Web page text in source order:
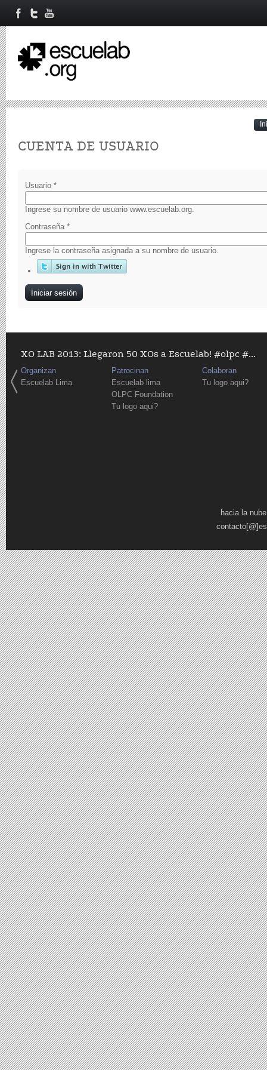
CUENTA DE USUARIO
Usuario *
Ingrese su nombre de usuario www.escuelab.org.
Contraseña *
Ingrese la contraseña asignada a su nombre de usuario.
XO LAB 2013: Llegaron 50 XOs a Escuelab! #olpc #...
Organizan
Escuelab Lima
Patrocinan
Escuelab lima
OLPC Foundation
Tu logo aqui?
Colaboran
Tu logo aqui?
hacia la